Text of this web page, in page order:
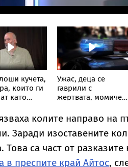
кучета,
които ги
като
и
за
Ужас, деца се
гаврили с
жертвата, момиче
в Пловдив
колите направо на
Заради изоставените
са част от разказите
в преспите край Айтос,